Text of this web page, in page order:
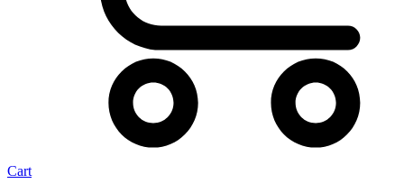
Cart